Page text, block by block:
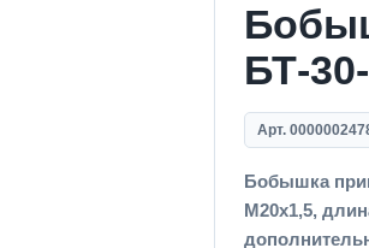
БТ-
Арт.
Бобышка
М20х1,5,